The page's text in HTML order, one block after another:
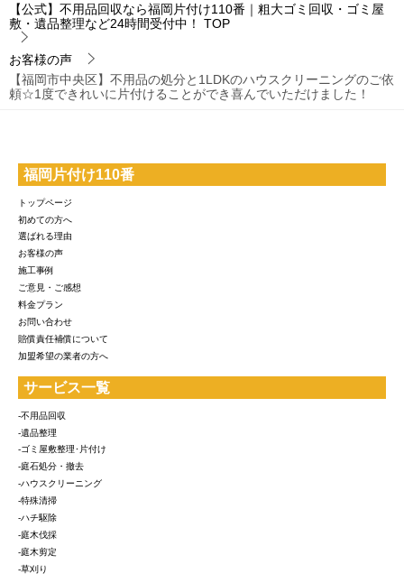
【公式】不用品回収なら福岡片付け110番｜粗大ゴミ回収・ゴミ屋
敷・遺品整理など24時間受付中！
TOP
お客様の声
【福岡市中央区】不用品の処分と1LDKのハウスクリーニングのご依
頼☆1度できれいに片付けることができ喜んでいただけました！
福岡片付け110番
トップページ
初めての方へ
選ばれる理由
お客様の声
施工事例
ご意見・ご感想
料金プラン
お問い合わせ
賠償責任補償について
加盟希望の業者の方へ
サービス一覧
-不用品回収
-遺品整理
-ゴミ屋敷整理･片付け
-庭石処分・撤去
-ハウスクリーニング
-特殊清掃
-ハチ駆除
-庭木伐採
-庭木剪定
-草刈り